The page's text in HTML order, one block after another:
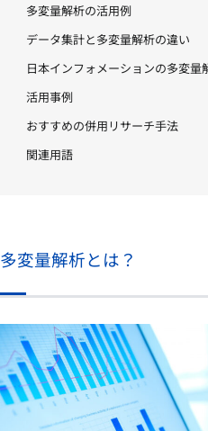
多変量解析の活用例
データ集計と多変量解析の違い
日本インフォメーションの多変量
活用事例
おすすめの併用リサーチ手法
関連用語
多変量解析とは？